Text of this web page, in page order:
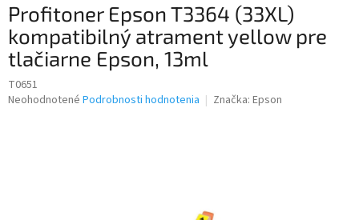
Profitoner Epson T3364 (33XL)
kompatibilný atrament yellow pre
tlačiarne Epson, 13ml
T0651
Priemerné
Neohodnotené Podrobnosti hodnotenia Značka: Epson